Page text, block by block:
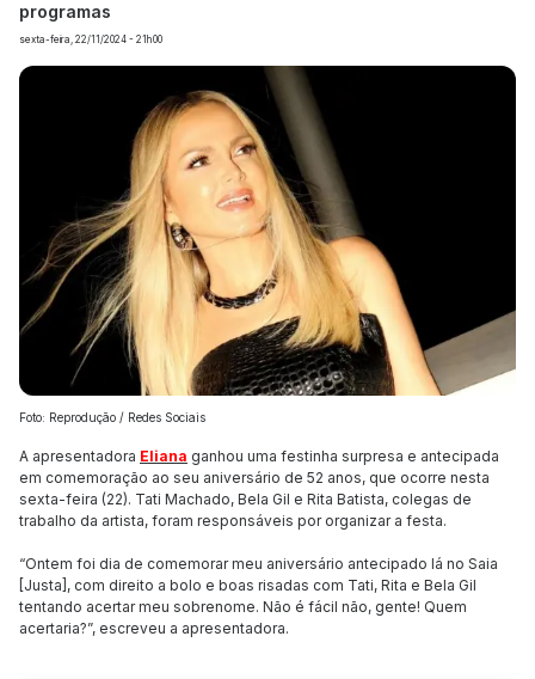
programas
sexta-feira, 22/11/2024 - 21h00
Foto: Reprodução / Redes Sociais
A apresentadora Eliana ganhou uma festinha surpresa e antecipada
em comemoração ao seu aniversário de 52 anos, que ocorre nesta
sexta-feira (22). Tati Machado, Bela Gil e Rita Batista, colegas de
trabalho da artista, foram responsáveis por organizar a festa.
“Ontem foi dia de comemorar meu aniversário antecipado lá no Saia
[Justa], com direito a bolo e boas risadas com Tati, Rita e Bela Gil
tentando acertar meu sobrenome. Não é fácil não, gente! Quem
acertaria?”, escreveu a apresentadora.